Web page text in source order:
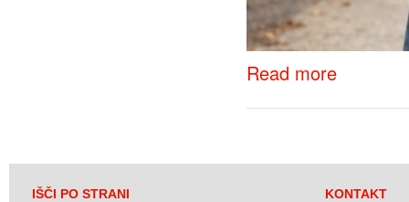
Read more
IŠČI PO STRANI KONTAKT